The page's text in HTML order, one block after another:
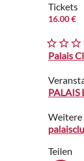
Tickets
16.00 €
Palais
PALAIS
Teilen